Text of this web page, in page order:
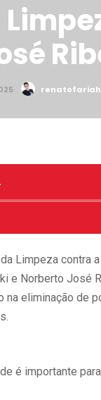
Limpeza contra
e Norberto José
na eliminação
é importante